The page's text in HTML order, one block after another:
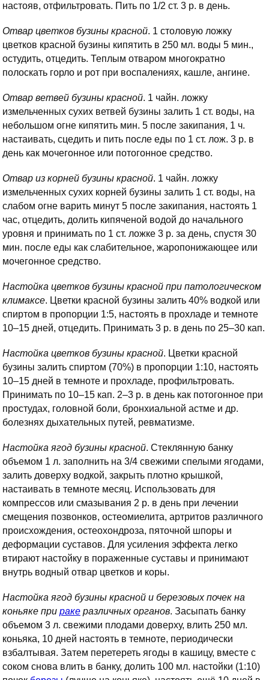
настояв, отфильтровать. Пить по 1/2 ст. 3 р. в день.
Отвар цветков бузины красной. 1 столовую ложку
цветков красной бузины кипятить в 250 мл. воды 5 мин.,
остудить, отцедить. Теплым отваром многократно
полоскать горло и рот при воспалениях, кашле, ангине.
Отвар ветвей бузины красной. 1 чайн. ложку
измельченных сухих ветвей бузины залить 1 ст. воды, на
небольшом огне кипятить мин. 5 после закипания, 1 ч.
настаивать, сцедить и пить после еды по 1 ст. лож. 3 р. в
день как мочегонное или потогонное средство.
Отвар из корней бузины красной. 1 чайн. ложку
измельченных сухих корней бузины залить 1 ст. воды, на
слабом огне варить минут 5 после закипания, настоять 1
час, отцедить, долить кипяченой водой до начального
уровня и принимать по 1 ст. ложке 3 р. за день, спустя 30
мин. после еды как слабительное, жаропонижающее или
мочегонное средство.
Настойка цветков бузины красной при патологическом
климаксе. Цветки красной бузины залить 40% водкой или
спиртом в пропорции 1:5, настоять в прохладе и темноте
10–15 дней, отцедить. Принимать 3 р. в день по 25–30 кап.
Настойка цветков бузины красной. Цветки красной
бузины залить спиртом (70%) в пропорции 1:10, настоять
10–15 дней в темноте и прохладе, профильтровать.
Принимать по 10–15 кап. 2–3 р. в день как потогонное при
простудах, головной боли, бронхиальной астме и др.
болезнях дыхательных путей, ревматизме.
Настойка ягод бузины красной. Стеклянную банку
объемом 1 л. заполнить на 3/4 свежими спелыми ягодами,
залить доверху водкой, закрыть плотно крышкой,
настаивать в темноте месяц. Использовать для
компрессов или смазывания 2 р. в день при лечении
смещения позвонков, остеомиелита, артритов различного
происхождения, остеохондроза, пяточной шпоры и
деформации суставов. Для усиления эффекта легко
втирают настойку в пораженные суставы и принимают
внутрь водный отвар цветков и коры.
Настойка ягод бузины красной и березовых почек на
коньяке при раке различных органов. Засыпать банку
объемом 3 л. свежими плодами доверху, влить 250 мл.
коньяка, 10 дней настоять в темноте, периодически
взбалтывая. Затем перетереть ягоды в кашицу, вместе с
соком снова влить в банку, долить 100 мл. настойки (1:10)